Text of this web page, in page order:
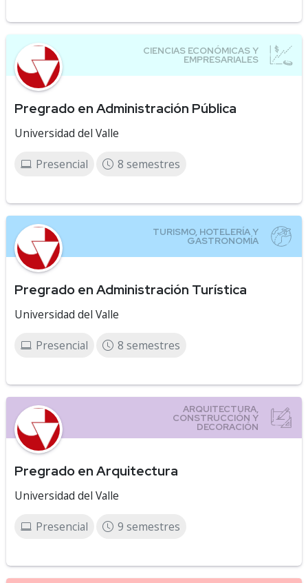
Pregrado en Administración Pública
Universidad del Valle
Presencial 8 semestres
Pregrado en Administración Turística
Universidad del Valle
Presencial 8 semestres
Pregrado en Arquitectura
Universidad del Valle
Presencial 9 semestres